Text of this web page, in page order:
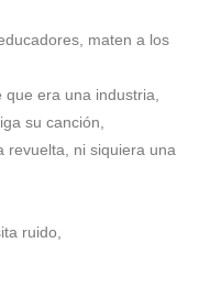
maten a los
que era una industria,
su canción,
revuelta, ni siquiera una
ruido,